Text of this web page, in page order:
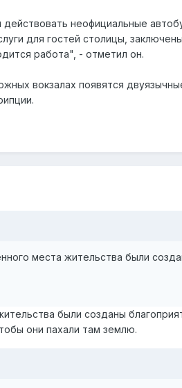
неофициальные
для гостей столицы,
работа", - отметил он.
вокзалах появятся
места жительства были
были созданы
они пахали там землю.